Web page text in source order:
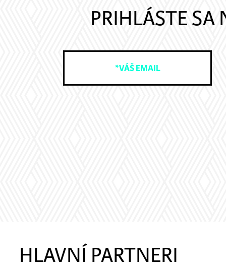
PRIHLÁSTE
HLAVNÍ PARTNERI